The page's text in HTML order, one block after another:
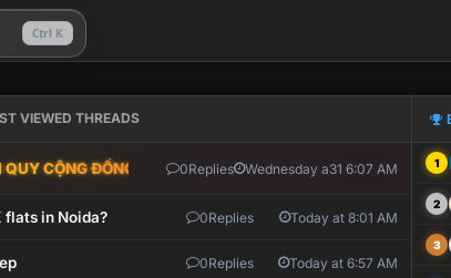
Ctrl K
VIEWED THREADS
CỘNG ĐỒNG VLIKE.VN: HỆ THỐNG GIÁM SÁT TỰ
0Replies Wednesday a31 6:07 AM
flats in Noida? 0Replies Today at 8:01 AM
0Replies Today at 6:57 AM
1
2
3